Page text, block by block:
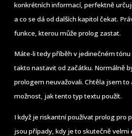
konkrétních informací, perfektně
a co se dá od dalších kapitol čekat.
funkce, kterou může prolog zastat.
Máte-li tedy příběh v jedinečném
takto nastavit od začátku. Normálně
prologem neuvažovali. Chtěla jsem to
možnost, jak tento typ textu použít.
I když je riskantní používat prolog pro
jsou případy, kdy je to skutečně velmi